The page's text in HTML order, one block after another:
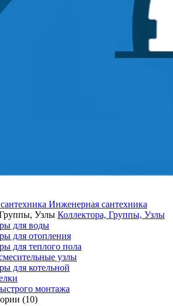
Инженерная сантехника
Коллектора, Группы, Узлы
для воды
для отопления
для теплого пола
узлы
для котельной
монтажа
(10)